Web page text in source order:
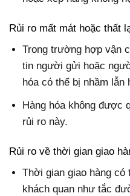
Rủi ro mất mát hoặc thất
Trong trường hợp vận
tin người gửi hoặc
hóa có thể bị nhầm lẫn
Hàng hóa không được
rủi ro này.
Rủi ro về thời gian giao
Thời gian giao hàng
khách quan như tắc